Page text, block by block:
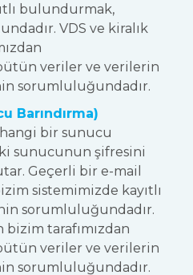
bulundurmak,
VDS ve kiralık
veriler ve verilerin
sorumluluğundadır.
Barındırma)
bir sunucu
sunucunun şifresini
Geçerli bir e-mail
sistemimizde kayıtlı
sorumluluğundadır.
bizim tarafımızdan
veriler ve verilerin
sorumluluğundadır.